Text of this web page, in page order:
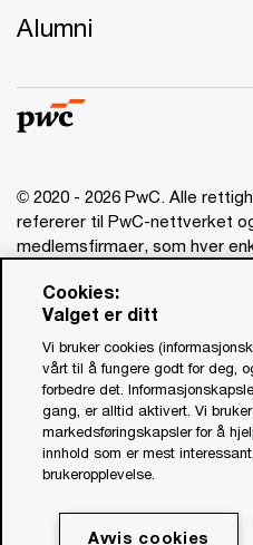
Alumni
© 2020 - 2026 PwC. Alle
refererer til PwC-nettverket
medlemsfirmaer, som hver
Ansvarsbegrensning
Om utgiver
Standardvilkår
Åpenhetsrapport
Åpenhetsloven PwC (PDF, 0.9
Personvernerklæring for
Cookies:
Valget er ditt
Vi bruker cookies
vårt til å fungere godt for deg,
forbedre det.
gang, er alltid aktivert. Vi
markedsføringskapsler for å
innhold som er mest
brukeropplevelse.
Avvis cookies